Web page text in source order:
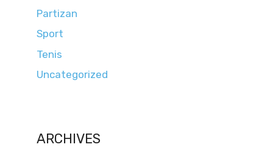
Partizan
Sport
Tenis
Uncategorized
ARCHIVES